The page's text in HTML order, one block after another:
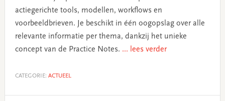
actiegerichte tools, modellen, workflows en
voorbeeldbrieven. Je beschikt in één oogopslag over alle
relevante informatie per thema, dankzij het unieke
concept van de Practice Notes. ... lees verder
CATEGORIE: ACTUEEL